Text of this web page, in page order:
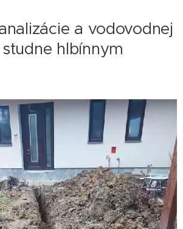
a vodovodnej
hlbínnym